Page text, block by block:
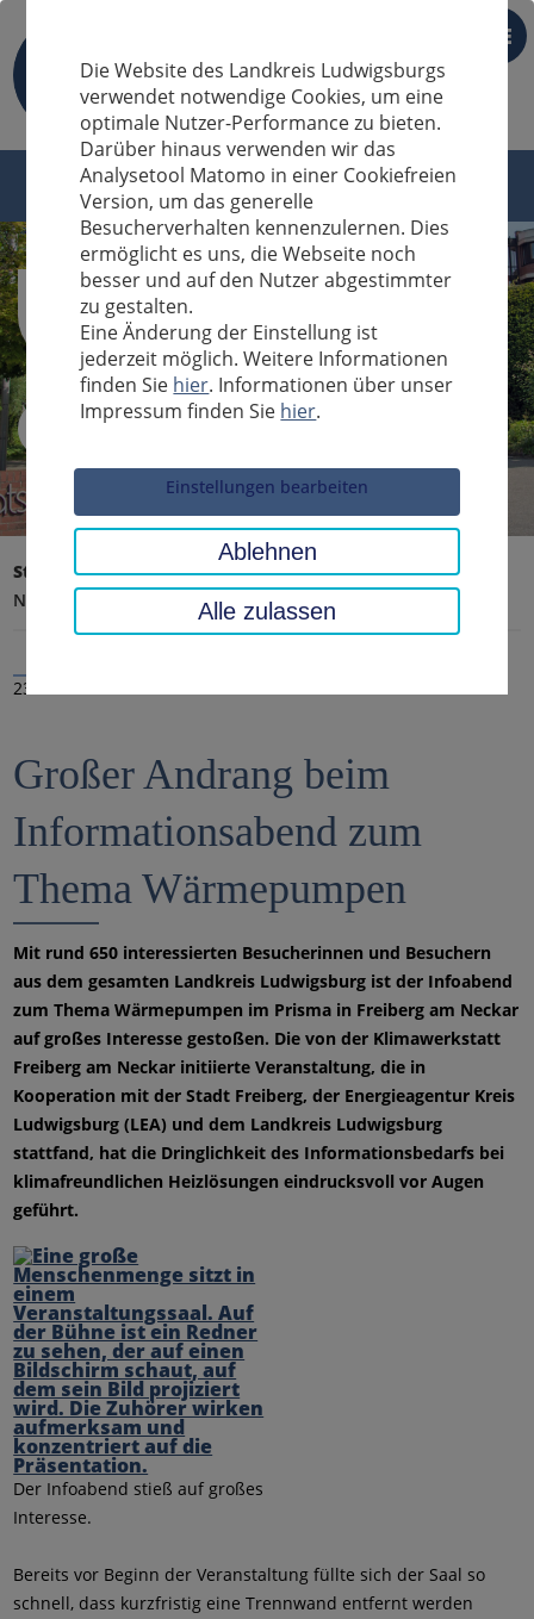
DE
Sucheingabe
Startseite Landratsamt, Landkreis
Aktuelles
Nachrichten
23.01.2025
Großer Andrang beim
Informationsabend zum
Thema Wärmepumpen
Mit rund 650 interessierten Besucherinnen und Besuchern
aus dem gesamten Landkreis Ludwigsburg ist der Infoabend
zum Thema Wärmepumpen im Prisma in Freiberg am Neckar
auf großes Interesse gestoßen. Die von der Klimawerkstatt
Freiberg am Neckar initiierte Veranstaltung, die in
Kooperation mit der Stadt Freiberg, der Energieagentur Kreis
Ludwigsburg (LEA) und dem Landkreis Ludwigsburg
stattfand, hat die Dringlichkeit des Informationsbedarfs bei
klimafreundlichen Heizlösungen eindrucksvoll vor Augen
geführt.
Der Infoabend stieß auf großes
Interesse.
Bereits vor Beginn der Veranstaltung füllte sich der Saal so
schnell, dass kurzfristig eine Trennwand entfernt werden
Die Website des Landkreis Ludwigsburgs
verwendet notwendige Cookies, um eine
optimale Nutzer-Performance zu bieten.
Darüber hinaus verwenden wir das
Analysetool Matomo in einer Cookiefreien
Version, um das generelle
Besucherverhalten kennenzulernen. Dies
ermöglicht es uns, die Webseite noch
besser und auf den Nutzer abgestimmter
zu gestalten.
Eine Änderung der Einstellung ist
jederzeit möglich. Weitere Informationen
finden Sie hier. Informationen über unser
Impressum finden Sie hier.
Einstellungen bearbeiten
Ablehnen
Alle zulassen